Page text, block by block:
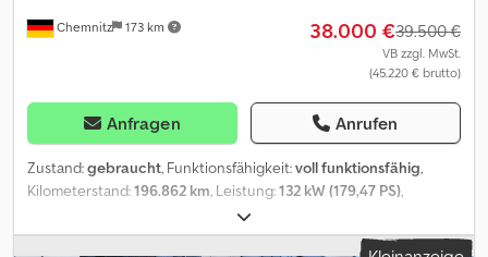
Chemnitz 173 km 38.000 €39.500 €
VB zzgl. MwSt.
(45.220 € brutto)
Anfragen Anrufen
Zustand:gebraucht, Funktionsfähigkeit:voll funktionsfähig,
Kilometerstand:196.862 km, Leistung:132 kW (179,47 PS),
, Getriebetyp:mechanisch
Konfiguration:2 Achsen, Radstand:4.750 mm, Gesamtgewicht: